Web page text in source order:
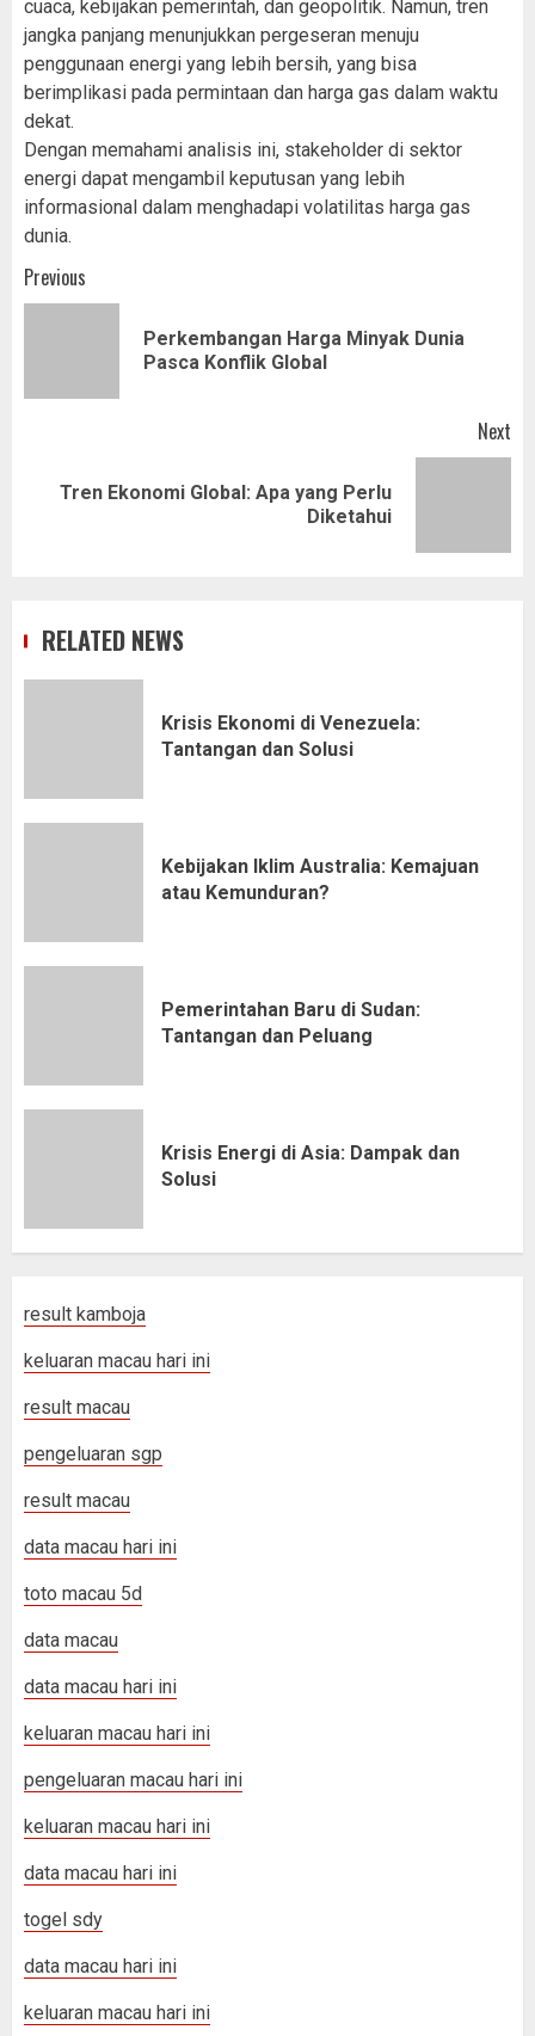
cuaca, kebijakan pemerintah, dan geopolitik. Namun, tren
jangka panjang menunjukkan pergeseran menuju
penggunaan energi yang lebih bersih, yang bisa
berimplikasi pada permintaan dan harga gas dalam waktu
dekat.
Dengan memahami analisis ini, stakeholder di sektor
energi dapat mengambil keputusan yang lebih
informasional dalam menghadapi volatilitas harga gas
dunia.
Post
navigation
Previous
Perkembangan Harga Minyak Dunia
Pasca Konflik Global
Next
Tren Ekonomi Global: Apa yang Perlu
Diketahui
RELATED NEWS
Krisis Ekonomi di Venezuela:
Tantangan dan Solusi
Kebijakan Iklim Australia: Kemajuan
atau Kemunduran?
Pemerintahan Baru di Sudan:
Tantangan dan Peluang
Krisis Energi di Asia: Dampak dan
Solusi
result kamboja
keluaran macau hari ini
result macau
pengeluaran sgp
result macau
data macau hari ini
toto macau 5d
data macau
data macau hari ini
keluaran macau hari ini
pengeluaran macau hari ini
keluaran macau hari ini
data macau hari ini
togel sdy
data macau hari ini
keluaran macau hari ini